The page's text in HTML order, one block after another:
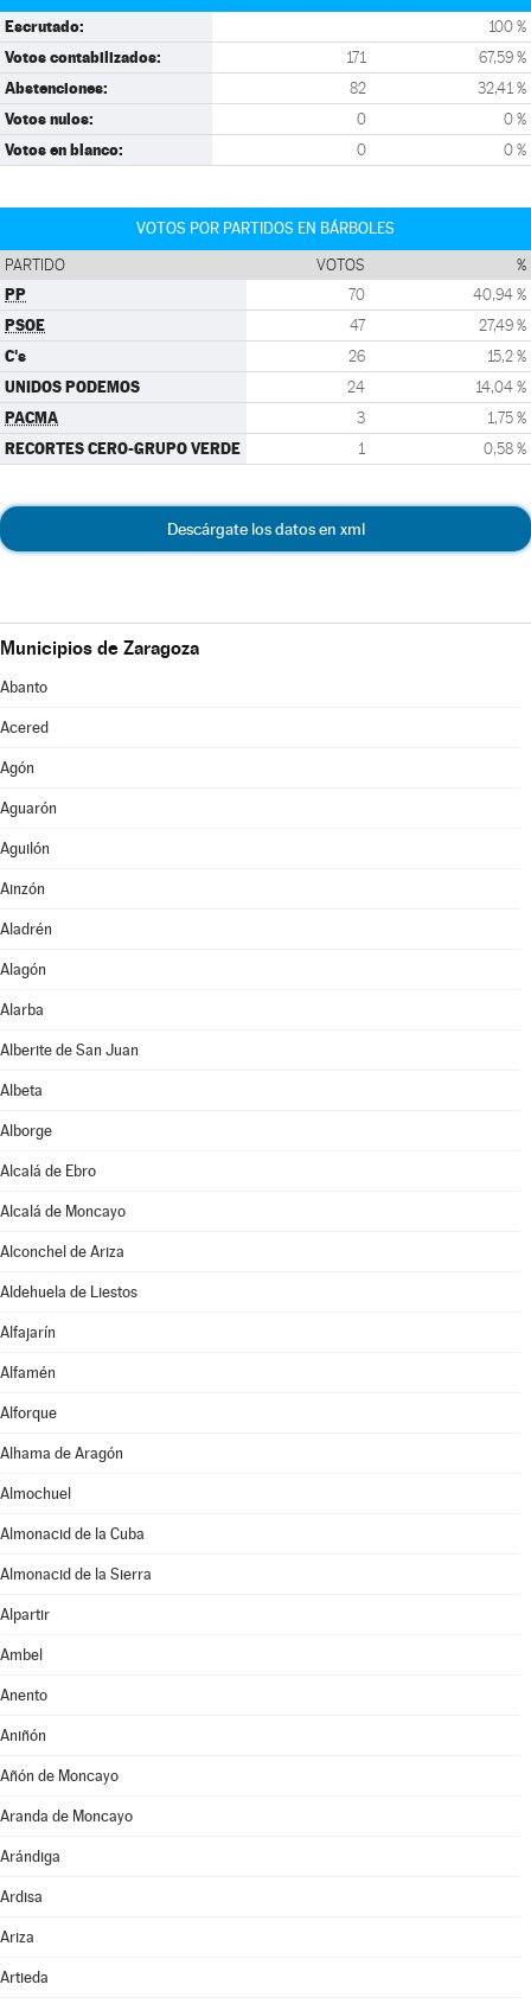
Escrutado: 100 %
Votos contabilizados: 171 67,59 %
Abstenciones: 82 32,41 %
Votos nulos: 0 0 %
Votos en blanco: 0 0 %
VOTOS POR PARTIDOS EN BÁRBOLES
PARTIDO VOTOS %
PP 70 40,94 %
PSOE 47 27,49 %
C's 26 15,2 %
UNIDOS PODEMOS 24 14,04 %
PACMA 3 1,75 %
RECORTES CERO-GRUPO VERDE 1 0,58 %
Descárgate los datos en xml
Municipios de Zaragoza
Abanto
Acered
Agón
Aguarón
Aguilón
Ainzón
Aladrén
Alagón
Alarba
Alberite de San Juan
Albeta
Alborge
Alcalá de Ebro
Alcalá de Moncayo
Alconchel de Ariza
Aldehuela de Liestos
Alfajarín
Alfamén
Alforque
Alhama de Aragón
Almochuel
Almonacid de la Cuba
Almonacid de la Sierra
Alpartir
Ambel
Anento
Aniñón
Añón de Moncayo
Aranda de Moncayo
Arándiga
Ardisa
Ariza
Artieda